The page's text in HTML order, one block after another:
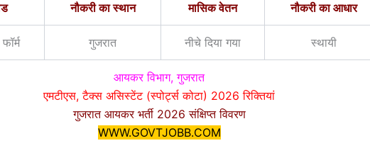
नौकरी का स्थान मासिक वेतन नौकरी का आधार
गुजरात नीचे दिया गया स्थायी
आयकर विभाग, गुजरात
एमटीएस, टैक्स असिस्टेंट (स्पोर्ट्स कोटा) 2026 रिक्तियां
गुजरात आयकर भर्ती 2026 संक्षिप्त विवरण
WWW.GOVTJOBB.COM